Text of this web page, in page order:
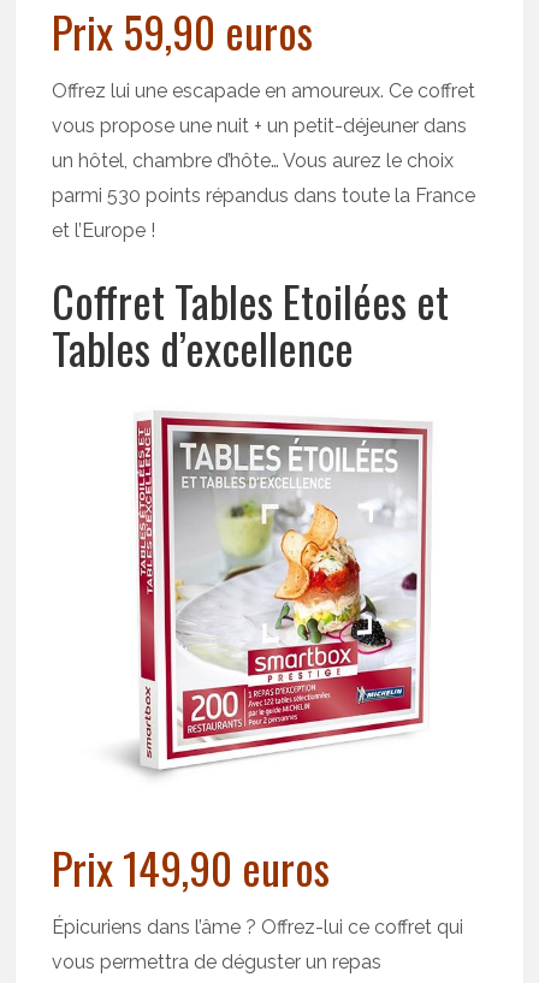
Prix 59,90 euros
Offrez lui une escapade en amoureux. Ce coffret
vous propose une nuit + un petit-déjeuner dans
un hôtel, chambre d’hôte… Vous aurez le choix
parmi 530 points répandus dans toute la France
et l’Europe !
Coffret Tables Etoilées et
Tables d’excellence
Prix 149,90 euros
Épicuriens dans l’âme ? Offrez-lui ce coffret qui
vous permettra de déguster un repas